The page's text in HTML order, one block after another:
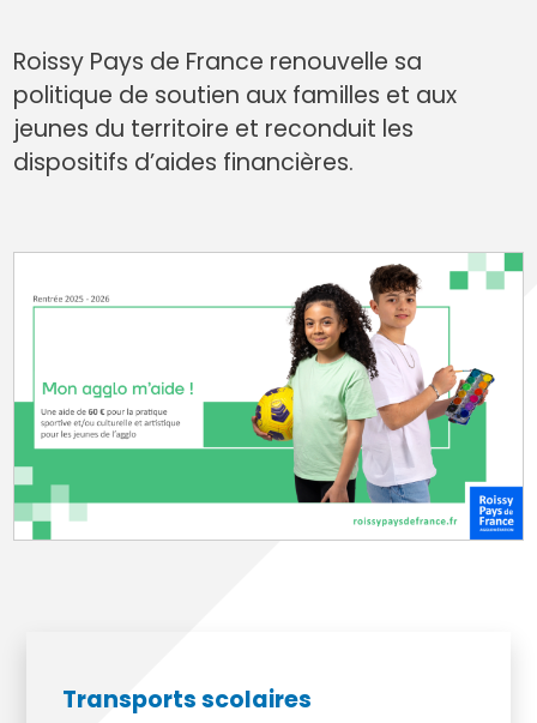
Roissy Pays de France renouvelle sa
politique de soutien aux familles et aux
jeunes du territoire et reconduit les
dispositifs d’aides financières.
Transports scolaires